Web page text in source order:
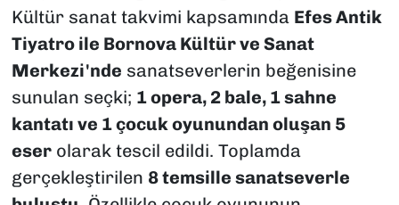
Kültür sanat takvimi kapsamında Efes Antik
Tiyatro ile Bornova Kültür ve Sanat
Merkezi'nde sanatseverlerin beğenisine
sunulan seçki; 1 opera, 2 bale, 1 sahne
kantatı ve 1 çocuk oyunundan oluşan 5
eserolarak tescil edildi. Toplamda
gerçekleştirilen 8 temsille sanatseverle